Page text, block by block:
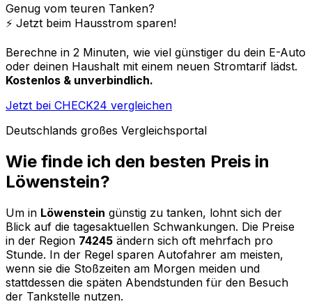
Genug vom teuren Tanken?
⚡️ Jetzt beim Hausstrom sparen!
Berechne in 2 Minuten, wie viel günstiger du dein E-Auto
oder deinen Haushalt mit einem neuen Stromtarif lädst.
Kostenlos & unverbindlich.
Jetzt bei CHECK24 vergleichen
Deutschlands großes Vergleichsportal
Wie finde ich den besten Preis in
Löwenstein?
Um in Löwenstein günstig zu tanken, lohnt sich der
Blick auf die tagesaktuellen Schwankungen. Die Preise
in der Region 74245 ändern sich oft mehrfach pro
Stunde. In der Regel sparen Autofahrer am meisten,
wenn sie die Stoßzeiten am Morgen meiden und
stattdessen die späten Abendstunden für den Besuch
der Tankstelle nutzen.